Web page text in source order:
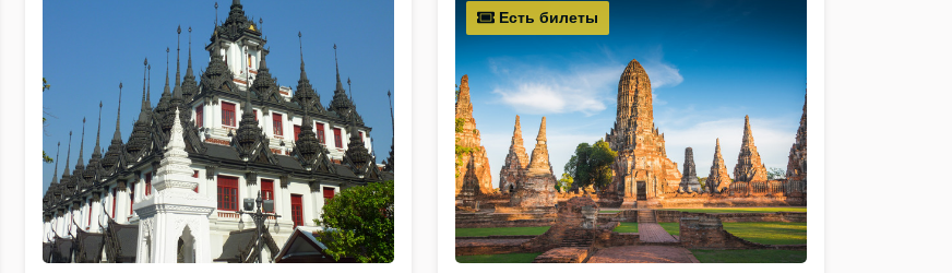
Есть билеты